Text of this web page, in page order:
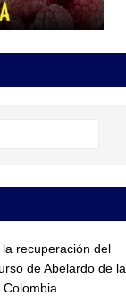
recuperación del
de Abelardo de la